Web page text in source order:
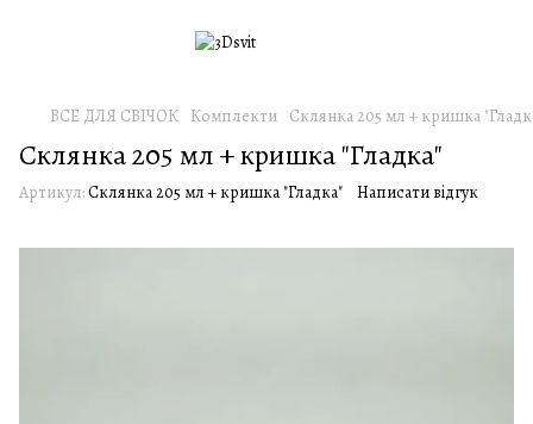
ВСЕ ДЛЯ СВІЧОК Комплекти Склянка 205 мл + кришка
Склянка 205 мл + кришка "Гладка"
Артикул:Склянка 205 мл + кришка "Гладка" Написати відгук